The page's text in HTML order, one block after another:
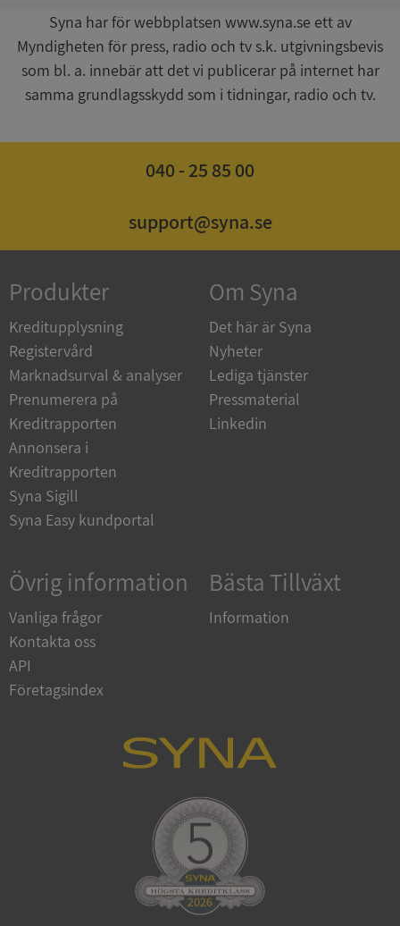
Syna har för webbplatsen www.syna.se ett av
Myndigheten för press, radio och tv s.k. utgivningsbevis
som bl. a. innebär att det vi publicerar på internet har
samma grundlagsskydd som i tidningar, radio och tv.
040 - 25 85 00
support@syna.se
Produkter
Kreditupplysning
Registervård
Marknadsurval & analyser
Prenumerera på
Kreditrapporten
Annonsera i
Kreditrapporten
Syna Sigill
Syna Easy kundportal
Om Syna
Det här är Syna
Nyheter
Lediga tjänster
Pressmaterial
Linkedin
Övrig information
Vanliga frågor
Kontakta oss
API
Företagsindex
Bästa Tillväxt
Information
de.syna.se
ARRAffinity
Microsoft
Corporation
.syna.se
www.google.com